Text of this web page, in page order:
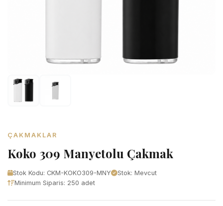
ÇAKMAKLAR
Koko 309 Manyetolu Çakmak
Stok Kodu: CKM-KOKO309-MNY
Stok: Mevcut
Minimum Siparis: 250 adet